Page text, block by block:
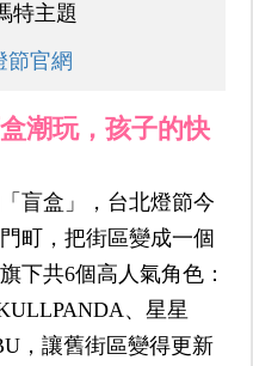
特主題
節官網
潮玩，孩子的快
盲盒」，台北燈節今
町，把街區變成一個
下共6個高人氣角色：
、星星
，讓舊街區變得更新